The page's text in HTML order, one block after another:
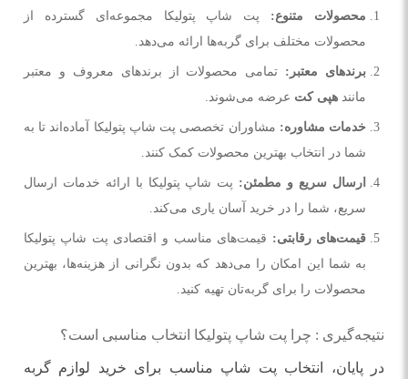
محصولات متنوع: پت شاپ پتولیکا مجموعه‌ای گسترده از
محصولات مختلف برای گربه‌ها ارائه می‌دهد.
برندهای معتبر : تمامی محصولات از برندهای معروف و معتبر
مانند هپی کت عرضه می‌شوند.
خدمات مشاوره: مشاوران تخصصی پت شاپ پتولیکا آماده‌اند تا به
شما در انتخاب بهترین محصولات کمک کنند.
ارسال سریع و مطمئن: پت شاپ پتولیکا با ارائه خدمات ارسال
سریع، شما را در خرید آسان یاری می‌کند.
قیمت‌های رقابتی: قیمت‌های مناسب و اقتصادی پت شاپ پتولیکا
به شما این امکان را می‌دهد که بدون نگرانی از هزینه‌ها، بهترین
محصولات را برای گربه‌تان تهیه کنید.
نتیجه‌گیری : چرا پت شاپ پتولیکا انتخاب مناسبی است؟
در پایان، انتخاب پت شاپ مناسب برای خرید لوازم گربه